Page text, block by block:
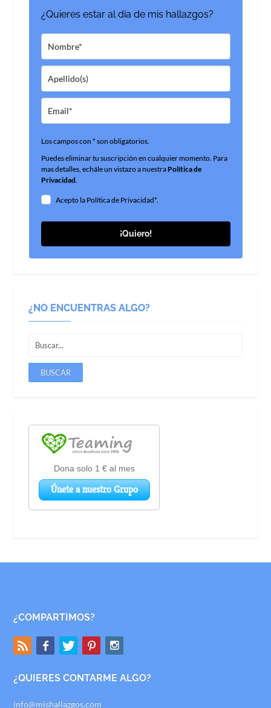
¿Quieres estar al día de mis hallazgos?
Los campos con * son obligatorios.
Puedes eliminar tu suscripción en cualquier momento. Para
mas detalles, echále un vistazo a nuestraPolítica de
Privacidad.
Acepto la Política de Privacidad*.
¡Quiero!
¿NO ENCUENTRAS ALGO?
¿COMPARTIMOS?
¿QUIERES CONTARME ALGO?
info@mishallazgos.com